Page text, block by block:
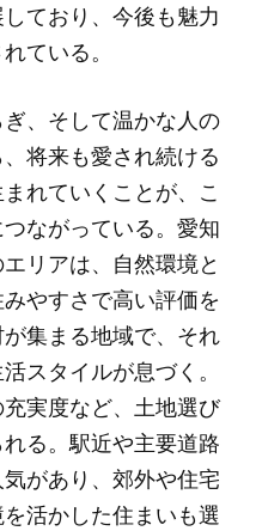
ており、今後も魅力
ている。
、そして温かな人の
将来も愛され続ける
れていくことが、こ
ながっている。愛知
リアは、自然環境と
やすさで高い評価を
集まる地域で、それ
スタイルが息づく。
実度など、土地選び
る。駅近や主要道路
があり、郊外や住宅
活かした住まいも選